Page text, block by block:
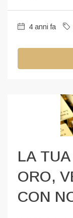
4 anni fa
LA TUA
ORO,
CON